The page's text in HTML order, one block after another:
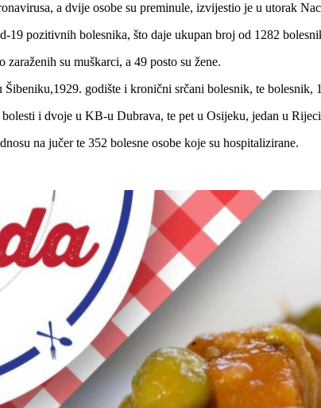
a dvije osobe su preminule, izvijestio je u utorak
pozitivnih bolesnika, što daje ukupan broj od 1282
su muškarci, a 49 posto su žene.
godište i kronični srčani bolesnik, te
i dvoje u KB-u Dubrava, te pet u Osijeku, jedan u
na jučer te 352 bolesne osobe koje su hospitalizirane.